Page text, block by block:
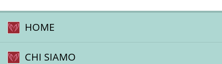
HOME
CHI SIAMO